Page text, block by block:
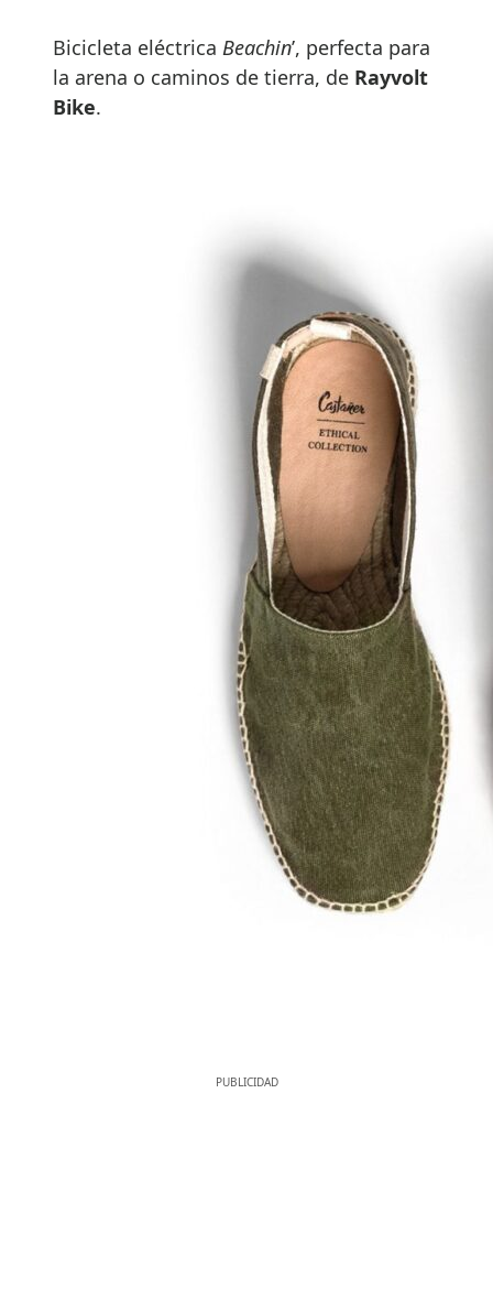
Bicicleta eléctrica Beachin’, perfecta para
la arena o caminos de tierra, de Rayvolt
Bike.